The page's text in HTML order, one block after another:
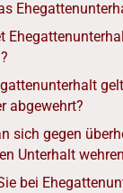
abgewehrt?
sich gegen
Unterhalt
bei